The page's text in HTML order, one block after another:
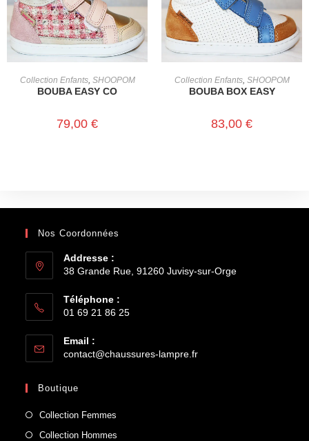
CHOIX DES OPTIONS
Collection Enfants, SHOOPOM
BOUBA EASY CO
79,00 €
CHOIX DES OPTIONS
Collection Enfants, SHOOPOM
BOUBA BOX EASY
83,00 €
Nos Coordonnées
Addresse :
38 Grande Rue, 91260 Juvisy-sur-Orge
Téléphone :
01 69 21 86 25
Email :
contact@chaussures-lampre.fr
Boutique
Collection Femmes
Collection Hommes